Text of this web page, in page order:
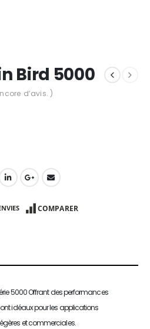
Bird 5000
d’avis. )
COMPARER
5000Offrant des performances
idéaux pour les applications
et commerciales.